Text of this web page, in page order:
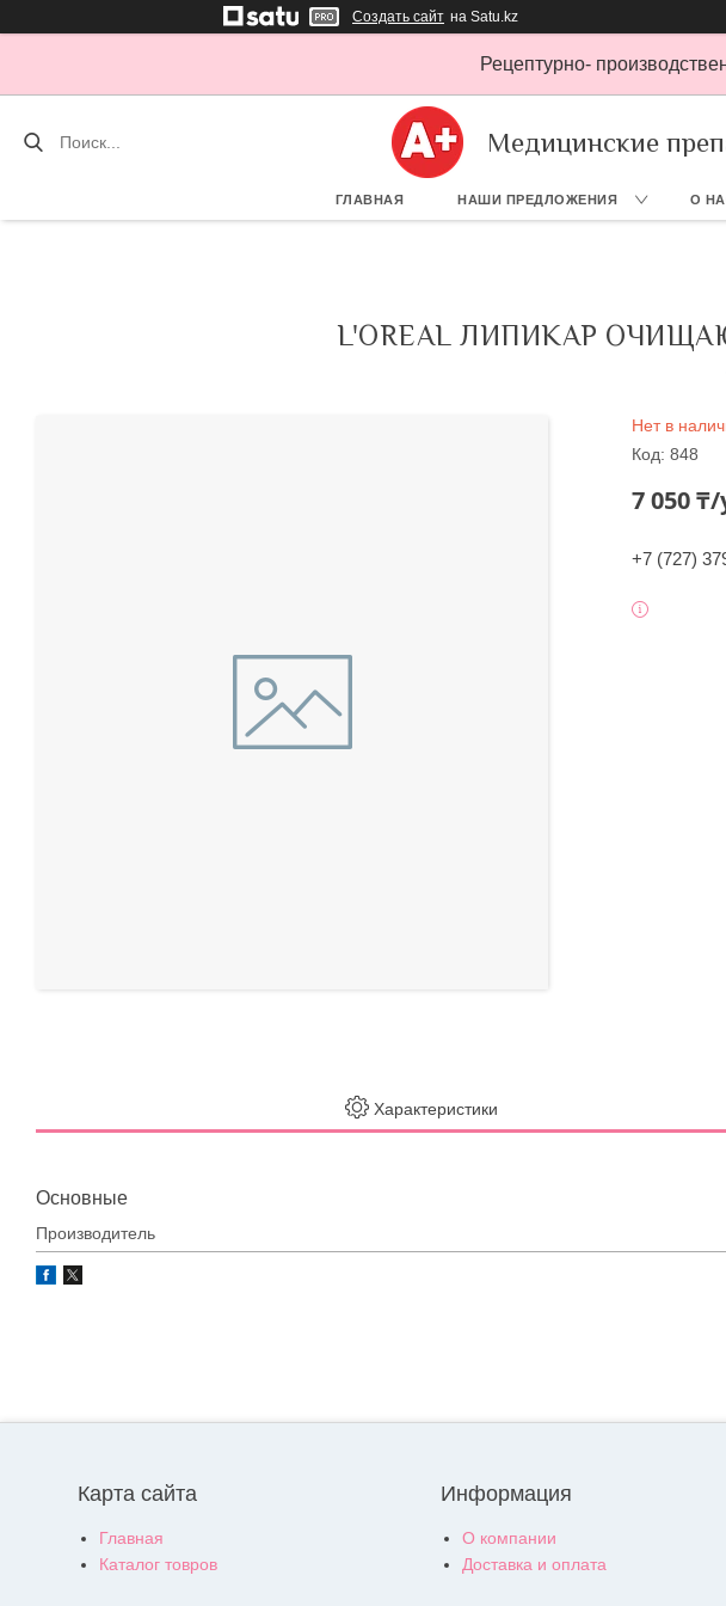
Создать сайт на Satu.kz
Рецептурно-
Медицинские
ГЛАВНАЯ НАШИ ПРЕДЛОЖЕНИЯ О
L'OREAL ЛИПИКАР
Нет в
Код:848
7 050
+7 (727)
Характеристики
Основные
Производитель
Карта сайта
Главная
Каталог товров
Информация
О компании
Доставка и оплата